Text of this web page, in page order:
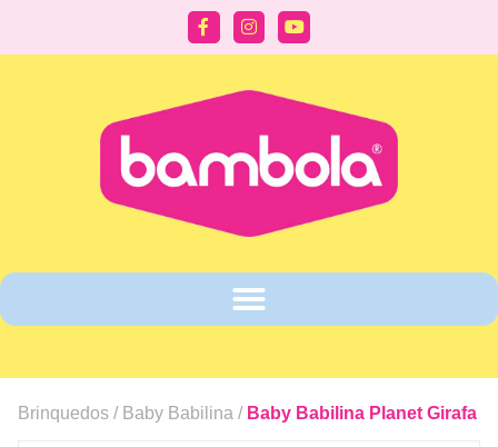
Brinquedos / Baby Babilina / Baby Babilina Planet Girafa